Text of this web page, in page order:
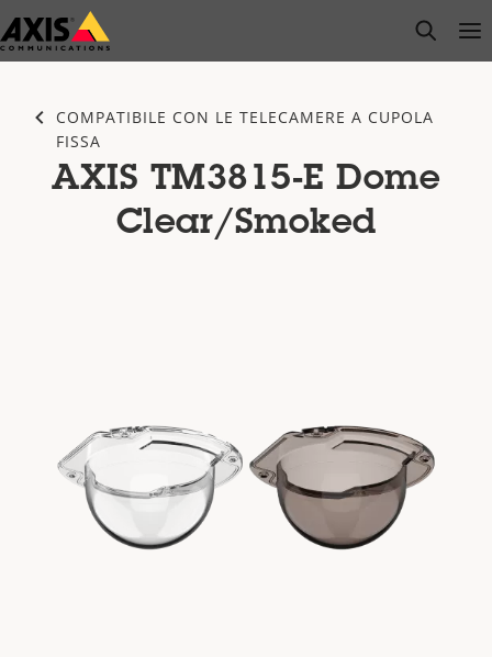
Salta
al
open
COMPATIBILE CON LE TELECAMERE A CUPOLA
FISSA
AXIS TM3815-E Dome
Clear/Smoked